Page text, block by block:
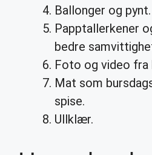
Ballonger og pynt.
Papptallerkener
bedre
Foto og video
Mat som
spise.
Ullklær.